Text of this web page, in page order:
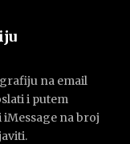
na email
i putem
iMessage na broj